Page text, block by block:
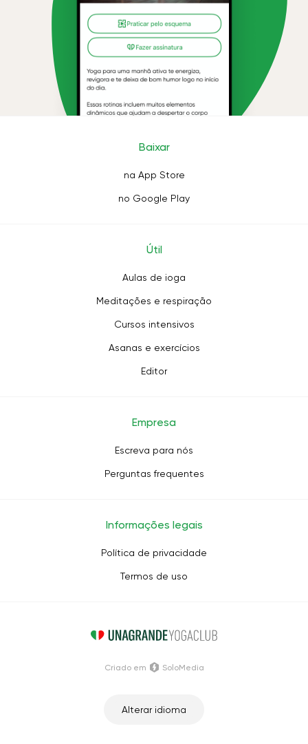
Baixar
na App Store
no Google Play
Útil
Aulas de ioga
Meditações e respiração
Cursos intensivos
Asanas e exercícios
Editor
Empresa
Escreva para nós
Perguntas frequentes
Informações legais
Política de privacidade
Termos de uso
Alterar idioma
Criado em SoloMedia